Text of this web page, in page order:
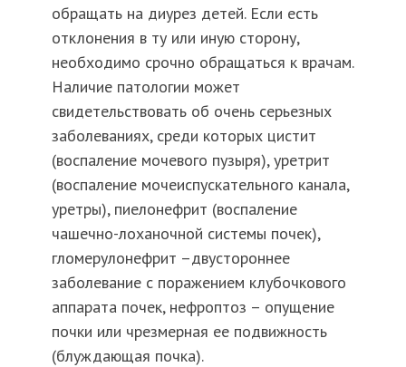
обращать на диурез детей. Если есть
отклонения в ту или иную сторону,
необходимо срочно обращаться к врачам.
Наличие патологии может
свидетельствовать об очень серьезных
заболеваниях, среди которых цистит
(воспаление мочевого пузыря), уретрит
(воспаление мочеиспускательного канала,
уретры), пиелонефрит (воспаление
чашечно-лоханочной системы почек),
гломерулонефрит –двустороннее
заболевание с поражением клубочкового
аппарата почек, нефроптоз – опущение
почки или чрезмерная ее подвижность
(блуждающая почка).